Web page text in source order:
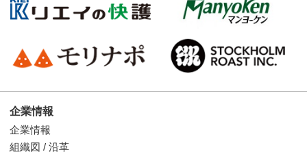
企業情報
企業情報
組織図 / 沿革